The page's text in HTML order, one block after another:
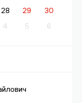
28 29
30
4 5 6